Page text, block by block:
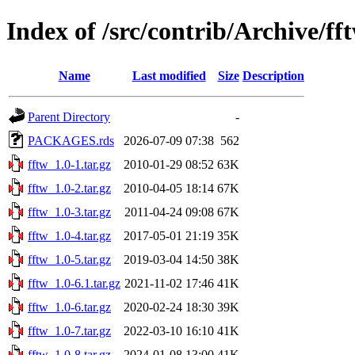
Index of /src/contrib/Archive/
Name Last modified Size Description
Parent Directory
-
PACKAGES.rds
2026-07-09 07:38 562
fftw_1.0-1.tar.gz
2010-01-29 08:52 63K
fftw_1.0-2.tar.gz
2010-04-05 18:14 67K
fftw_1.0-3.tar.gz
2011-04-24 09:08 67K
fftw_1.0-4.tar.gz
2017-05-01 21:19 35K
fftw_1.0-5.tar.gz
2019-03-04 14:50 38K
fftw_1.0-6.1.tar.gz 2021-11-02 17:46 41K
fftw_1.0-6.tar.gz
2020-02-24 18:30 39K
fftw_1.0-7.tar.gz
2022-03-10 16:10 41K